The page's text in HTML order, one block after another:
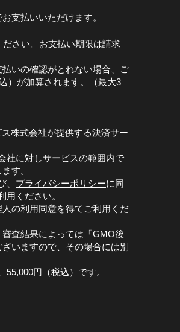
支払いいただけます。
さい。お支払い期限は請求
いの確認がとれない場合、ご
）が加算されます。（最大3
株式会社が提供する決済サー
社に対しサービスの範囲内で
す。
、 プライバシーポリシーに同
ください。
の利用同意を得てご利用くだ
査結果によっては「GMO後
いますので、その場合には別
円（税込）です。